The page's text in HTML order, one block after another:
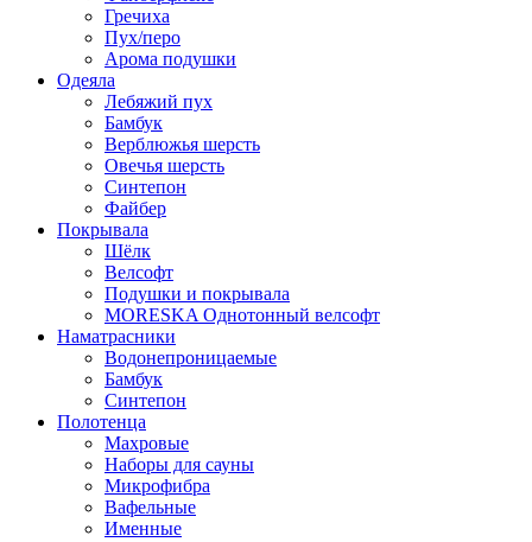
Гречиха
Пух/перо
Арома подушки
Одеяла
Лебяжий пух
Бамбук
Верблюжья шерсть
Овечья шерсть
Синтепон
Файбер
Покрывала
Шёлк
Велсофт
Подушки и покрывала
MORESKA Однотонный велсофт
Наматрасники
Водонепроницаемые
Бамбук
Синтепон
Полотенца
Махровые
Наборы для сауны
Микрофибра
Вафельные
Именные